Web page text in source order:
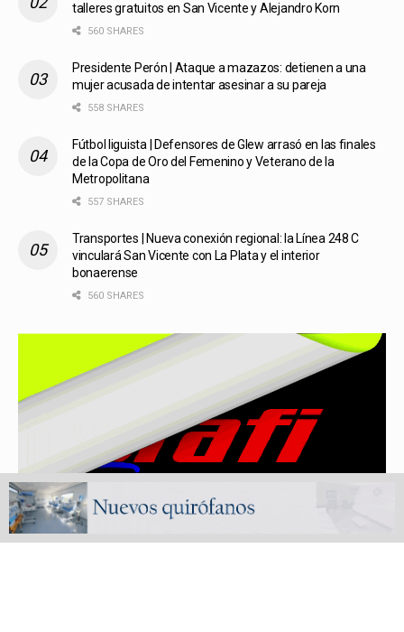
talleres gratuitos en San Vicente y Alejandro Korn
560 SHARES
Presidente Perón | Ataque a mazazos: detienen a una
mujer acusada de intentar asesinar a su pareja
558 SHARES
Fútbol liguista | Defensores de Glew arrasó en las finales
de la Copa de Oro del Femenino y Veterano de la
Metropolitana
557 SHARES
Transportes | Nueva conexión regional: la Línea 248 C
vinculará San Vicente con La Plata y el interior
bonaerense
560 SHARES